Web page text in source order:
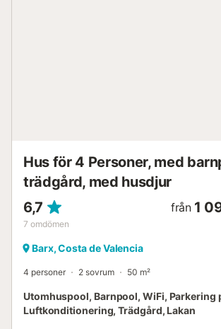
Hus för 4 Personer, med
trädgård, med husdjur
6,7
7 omdömen
från 1
Barx, Costa de Valencia
4 personer 2 sovrum 50 m²
Utomhuspool, Barnpool, WiFi, Parkering
Luftkonditionering, Trädgård, Lakan